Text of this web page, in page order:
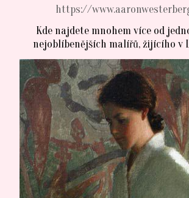
https://
Kde najdete mnohem více od
nejoblíbenějších malířů, žijícího v